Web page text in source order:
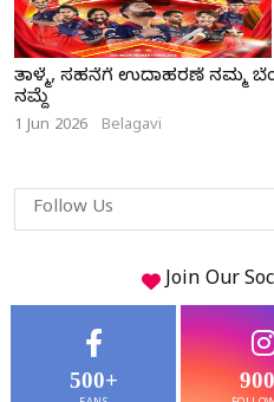
ತಾಳ್ಮೆ, ಸಹನೆಗೆ ಉದಾಹರಣೆ ನಮ್ಮ
ನಮ್ದೆ
1 Jun 2026 Belagavi
Follow Us
Join Our
500+